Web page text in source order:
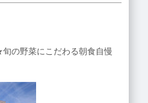
の野菜にこだわる朝食自慢